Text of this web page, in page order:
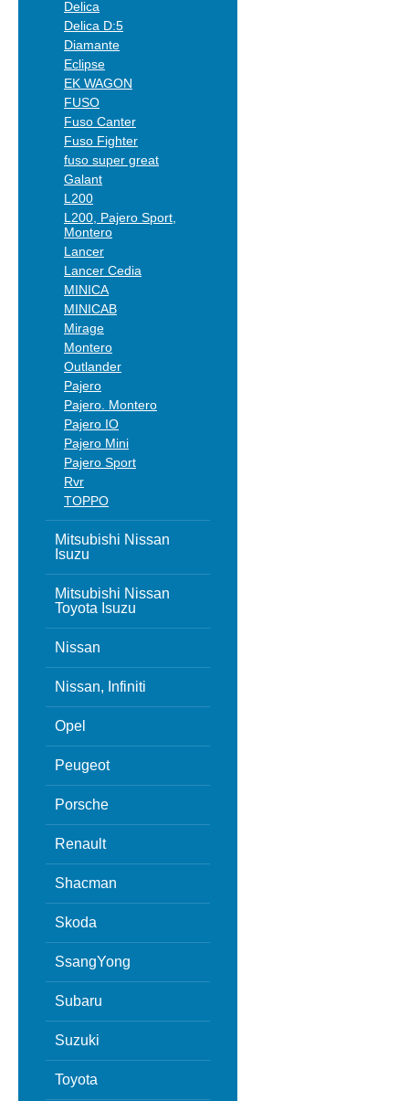
Delica
Delica D:5
Diamante
Eclipse
EK WAGON
FUSO
Fuso Canter
Fuso Fighter
fuso super great
Galant
L200
L200, Pajero Sport,
Montero
Lancer
Lancer Cedia
MINICA
MINICAB
Mirage
Montero
Outlander
Pajero
Pajero. Montero
Pajero IO
Pajero Mini
Pajero Sport
Rvr
TOPPO
Mitsubishi Nissan
Isuzu
Mitsubishi Nissan
Toyota Isuzu
Nissan
Nissan, Infiniti
Opel
Peugeot
Porsche
Renault
Shacman
Skoda
SsangYong
Subaru
Suzuki
Toyota